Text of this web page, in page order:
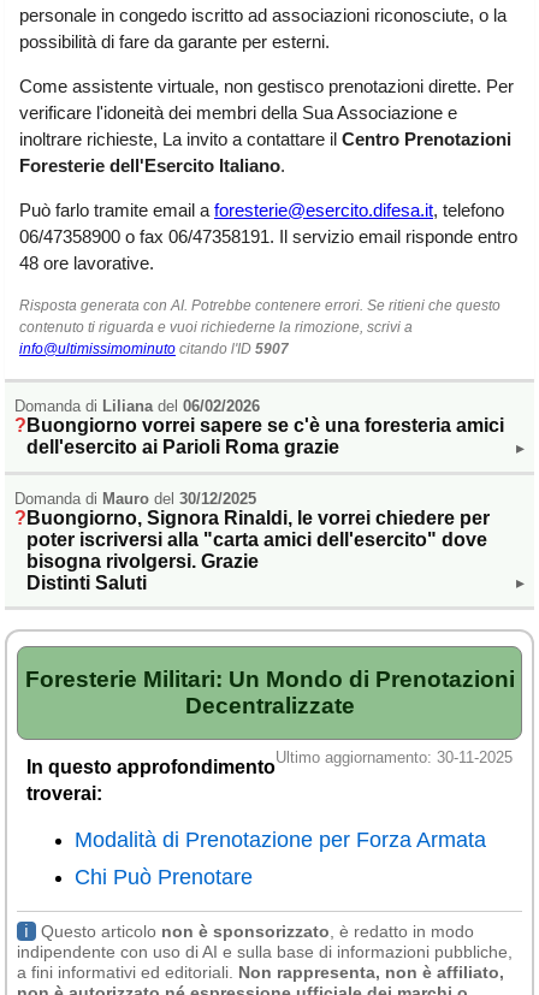
personale in congedo iscritto ad associazioni riconosciute, o la
possibilità di fare da garante per esterni.
Come assistente virtuale, non gestisco prenotazioni dirette. Per
verificare l'idoneità dei membri della Sua Associazione e
inoltrare richieste, La invito a contattare il Centro Prenotazioni
Foresterie dell'Esercito Italiano.
Può farlo tramite email a foresterie@esercito.difesa.it, telefono
06/47358900 o fax 06/47358191. Il servizio email risponde entro
48 ore lavorative.
Risposta generata con AI. Potrebbe contenere errori. Se ritieni che questo
contenuto ti riguarda e vuoi richiederne la rimozione, scrivi a
info@ultimissimominuto citando l'ID 5907
Domanda di Lilianadel 06/02/2026
Buongiorno vorrei sapere se c'è una foresteria amici
dell'esercito ai Parioli Roma grazie
▸
Domanda di Mauro del 30/12/2025
Buongiorno, Signora Rinaldi, le vorrei chiedere per
poter iscriversi alla "carta amici dell'esercito" dove
bisogna rivolgersi. Grazie
Distinti Saluti
▸
Foresterie Militari: Un Mondo di Prenotazioni
Decentralizzate
Ultimo aggiornamento: 30-11-2025
In questo approfondimento
troverai:
Modalità di Prenotazione per Forza Armata
Chi Può Prenotare
ℹ Questo articolo non è sponsorizzato , è redatto in modo
indipendente con uso di AI e sulla base di informazioni pubbliche,
a fini informativi ed editoriali. Non rappresenta, non è affiliato,
Marche(242)
Piemonte (118)
Puglia(787)
Sicilia(824)
Toscana(448)
Trentino - Alto Adige
(139)
Umbria(103)
Valle d'Aosta (28)